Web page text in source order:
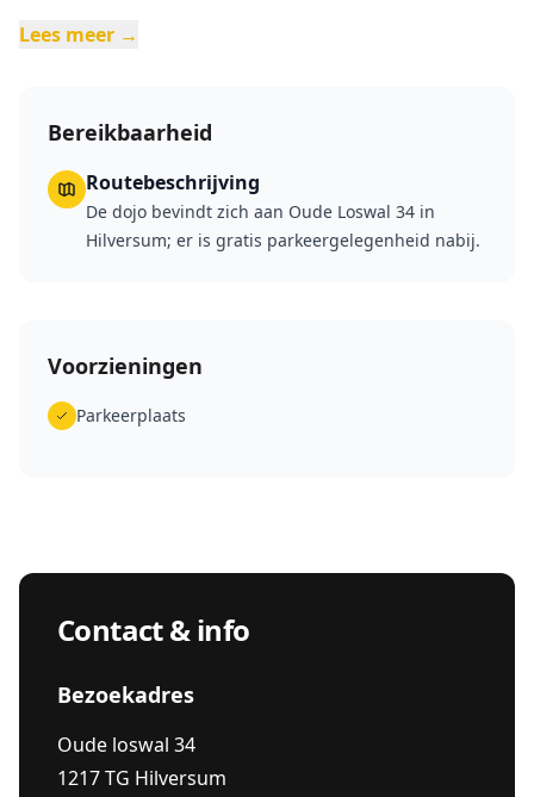
jaar) gericht op conditie, kracht,
vanaf 14 jaar.
Lees meer →
Bereikbaarheid
Routebeschrijving
De dojo bevindt zich aan Oude Loswal 34 in
Hilversum; er is gratis parkeergelegenheid nabij.
Voorzieningen
Parkeerplaats
Contact & info
Bezoekadres
Oude loswal 34
1217 TG Hilversum